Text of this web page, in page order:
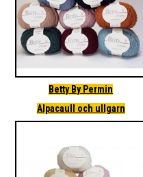
Betty By Permin
Alpacaull och ullgarn